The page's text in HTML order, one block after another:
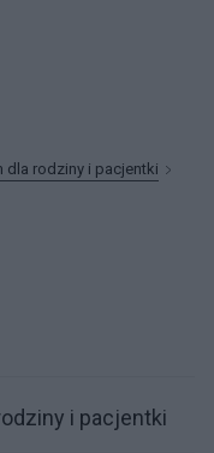
dla rodziny i pacjentki
i pacjentki